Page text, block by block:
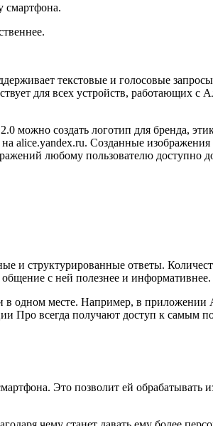
смартфона.
текстовые и голосовые
для всех устройств, работающих
можно создать логотип для бренда,
alice.yandex.ru. Созданные
любому пользователю доступно
и структурированные ответы.
с ней полезнее и информативнее.
одном месте. Например, в приложении
Про всегда получают доступ к самым
Это позволит ей обрабатывать